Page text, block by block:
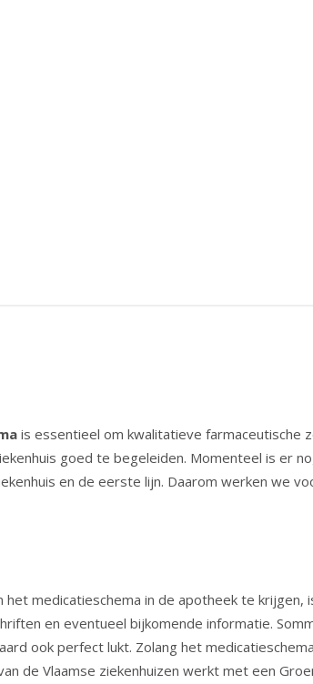
is essentieel om kwalitatieve farmaceutische
goed te begeleiden. Momenteel is er
en de eerste lijn. Daarom werken we
het medicatieschema in de apotheek te krijgen,
en eventueel bijkomende informatie.
ook perfect lukt. Zolang het
de Vlaamse ziekenhuizen werkt met een